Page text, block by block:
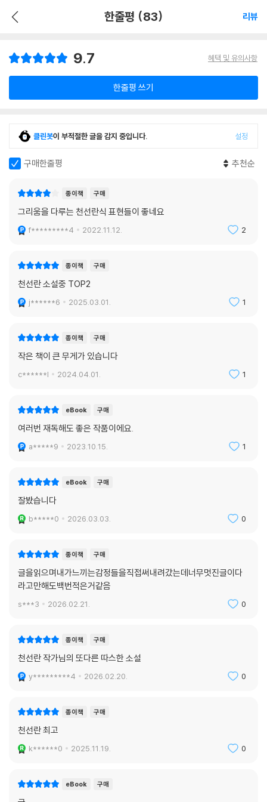
한줄평 (83) 리뷰
9.7 혜택 및 유의사항
한줄평 쓰기
클린봇이 부적절한 글을 감지 중입니다. 설정
구매한줄평 추천순
종이책 구매
그리움을 다루는 천선란식 표현들이 좋네요
f*********4 2022.11.12. 2
종이책 구매
천선란 소설중 TOP2
j******6 2025.03.01. 1
종이책 구매
작은 책이 큰 무게가 있습니다
c******l 2024.04.01. 1
eBook 구매
여러번 재독해도 좋은 작품이에요.
a*****9 2023.10.15. 1
eBook 구매
잘봤습니다
b*****0 2026.03.03. 0
종이책 구매
글을읽으며내가느끼는감정들을직접써내려갔는데너무멋진글이다
라고만해도백번적은거같음
s***3 2026.02.21. 0
종이책 구매
천선란 작가님의 또다른 따스한 소설
y*********4 2026.02.20. 0
종이책 구매
천선란 최고
k******0 2025.11.19. 0
eBook 구매